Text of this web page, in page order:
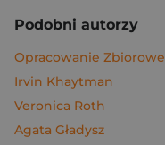
Podobni autorzy
Opracowanie Zbiorowe
Irvin Khaytman
Veronica Roth
Agata Gładysz